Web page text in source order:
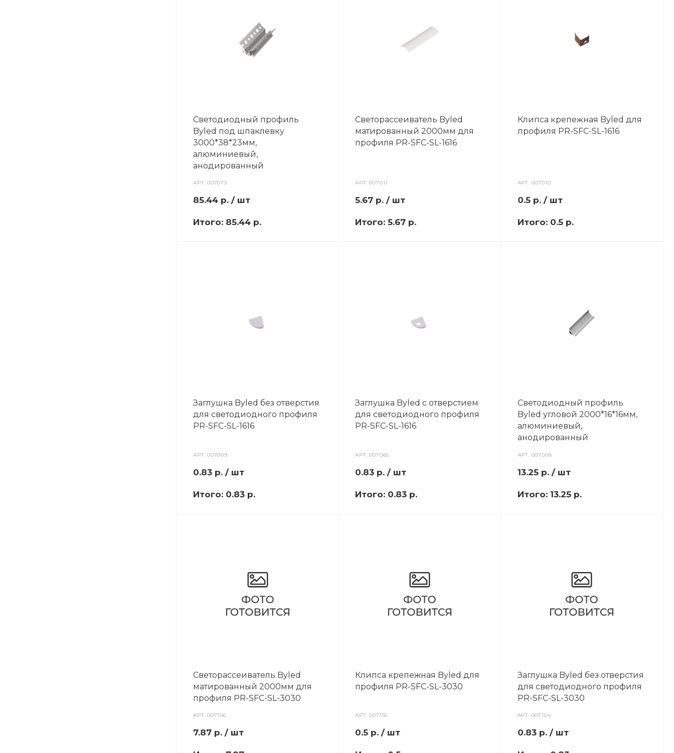
Светодиодный профиль
Byled под шпаклевку
3000*38*23мм,
алюминиевый,
анодированный
АРТ.007073
85.44 р. / шт
Итого: 85.44 р.
Светорассеиватель Byled
матированный 2000мм для
профиля PR-SFC-SL-1616
АРТ.007011
5.67 р. / шт
Итого:5.67 р.
Клипса крепежная Byled для
профиля PR-SFC-SL-1616
АРТ. 007010
0.5 р./ шт
Итого: 0.5 р.
Заглушка Byled без отверстия
для светодиодного профиля
PR-SFC-SL-1616
АРТ.007009
0.83 р. / шт
Итого: 0.83 р.
Заглушка Byled с отверстием
для светодиодного профиля
PR-SFC-SL-1616
АРТ.007065
0.83 р. / шт
Итого: 0.83 р.
Светодиодный профиль
Byled угловой 2000*16*16мм,
алюминиевый,
анодированный
АРТ. 007008
13.25 р./ шт
Итого: 13.25 р.
Светорассеиватель Byled
матированный 2000мм для
профиля PR-SFC-SL-3030
АРТ.007156
7.87 р. / шт
Клипса крепежная Byled для
профиля PR-SFC-SL-3030
АРТ.007155
0.5 р. / шт
Заглушка Byled без отверстия
для светодиодного профиля
PR-SFC-SL-3030
АРТ. 007154
0.83 р./ шт